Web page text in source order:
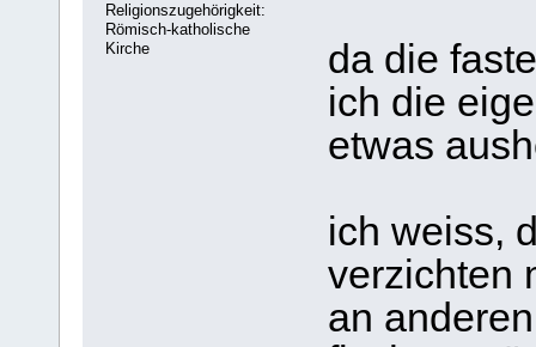
Religionszugehörigkeit:
Römisch-katholische
Kirche
da die
ich die
etwas
ich weiss,
verzichten
an